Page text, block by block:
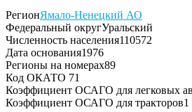
РегионЯмало-Ненецкий АО
Федеральный округУральский
Численность населения110572
Дата основания1976
Регионы на номерах89
Код ОКАТО 71
Коэффициент ОСАГО для легковых
Коэффициент ОСАГО для тракторов1